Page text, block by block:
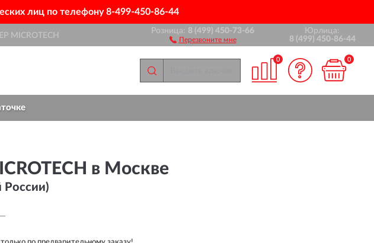
лиц по телефону8-499-450-86-44
MICROTECH
Розница: 8 (499) 450-73-66
Перезвоните мне
Юрлица:
8 (499) 450-86-44
0 0
в Москве
России)